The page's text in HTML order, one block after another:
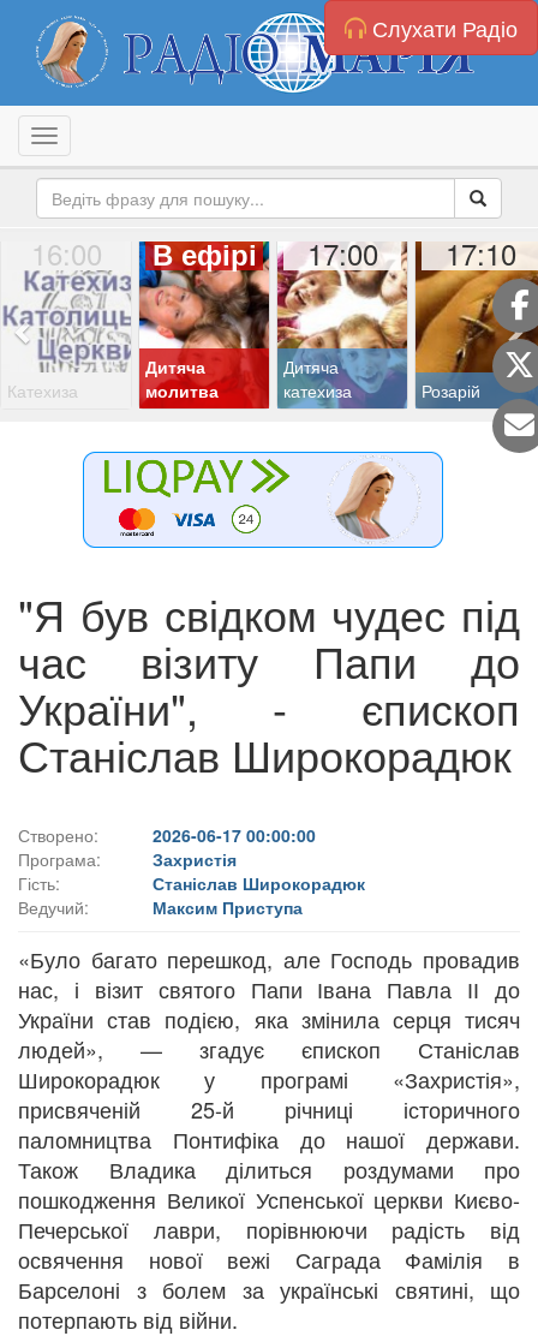
Слухати Радіо
Toggle navigation
16:00
Катехиза
В ефірі
Дитяча
молитва
17:00
Дитяча
катехиза
17:10
Розарій
"Я був свідком чудес під
час візиту Папи до
України", - єпископ
Станіслав Широкорадюк
Створено:
2026-06-17 00:00:00
Програма:
Захристія
Гість:
Станіслав Широкорадюк
Ведучий:
Максим Приступа
«Було багато перешкод, але Господь провадив
нас, і візит святого Папи Івана Павла ІІ до
України став подією, яка змінила серця тисяч
людей», — згадує єпископ Станіслав
Широкорадюк у програмі «Захристія»,
присвяченій 25-й річниці історичного
паломництва Понтифіка до нашої держави.
Також Владика ділиться роздумами про
пошкодження Великої Успенської церкви Києво-
Печерської лаври, порівнюючи радість від
освячення нової вежі Саграда Фамілія в
Барселоні з болем за українські святині, що
потерпають від війни.